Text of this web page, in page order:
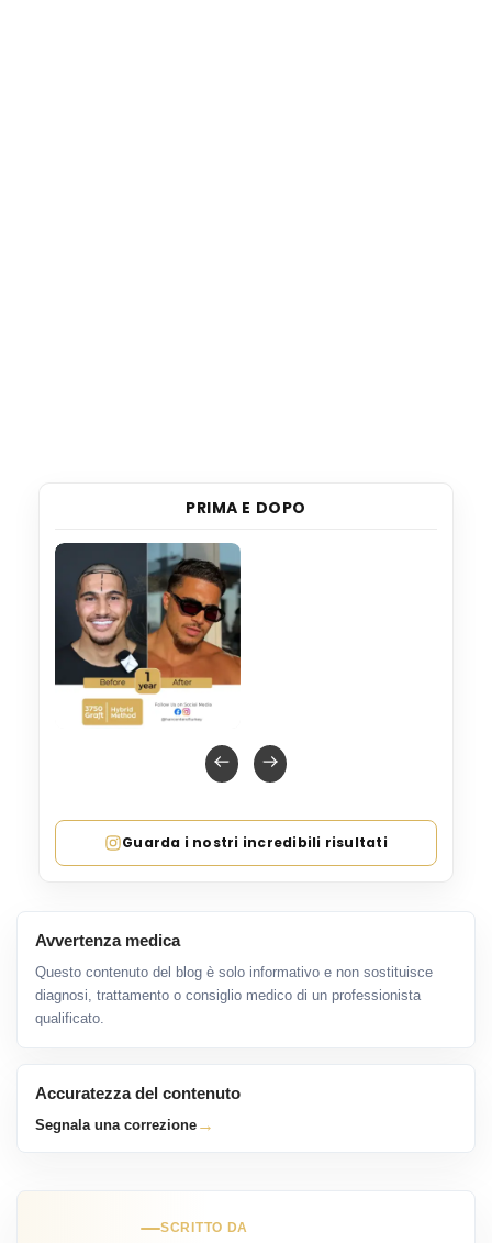
PRIMA E DOPO
Guarda i nostri incredibili risultati
Avvertenza medica
Questo contenuto del blog è solo informativo e non sostituisce
diagnosi, trattamento o consiglio medico di un professionista
qualificato.
Accuratezza del contenuto
Segnala una correzione →
SCRITTO DA